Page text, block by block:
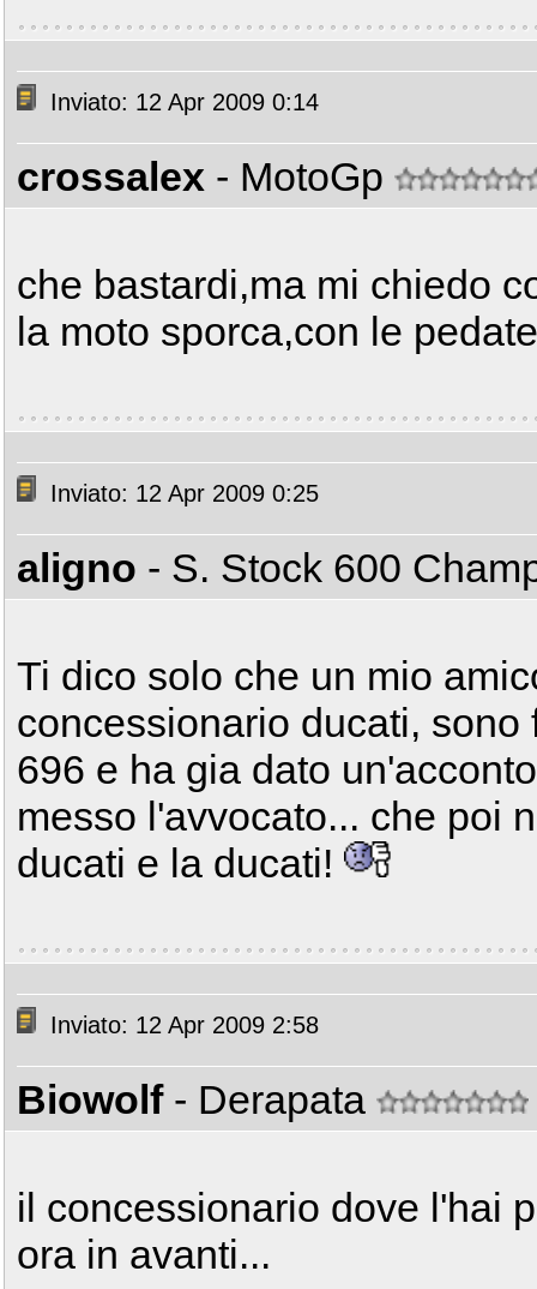
Inviato: 12 Apr 2009 0:14
crossalex - MotoGp
che bastardi,ma mi chiedo
la moto sporca,con le
Inviato: 12 Apr 2009 0:25
aligno - S. Stock 600
Ti dico solo che un mio
concessionario ducati,
696 e ha gia dato
messo l'avvocato... che poi
ducati e la ducati!
Inviato: 12 Apr 2009 2:58
Biowolf - Derapata
il concessionario dove l'hai
ora in avanti...